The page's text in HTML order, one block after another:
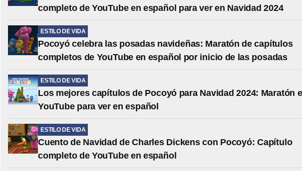
completo de YouTube en español para ver en Navidad 2024
ESTILO DE VIDA
Pocoyó celebra las posadas navideñas: Maratón de capítulos
completos de YouTube en español por inicio de las posadas
ESTILO DE VIDA
Los mejores capítulos de Pocoyó para Navidad 2024: Maratón
YouTube para ver en español
ESTILO DE VIDA
Cuento de Navidad de Charles Dickens con Pocoyó: Capítulo
completo de YouTube en español